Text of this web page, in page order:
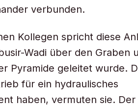
verbunden.
Kollegen spricht diese
Wadi über den Graben
Pyramide geleitet wurde.
für ein hydraulisches
haben, vermuten sie. Der